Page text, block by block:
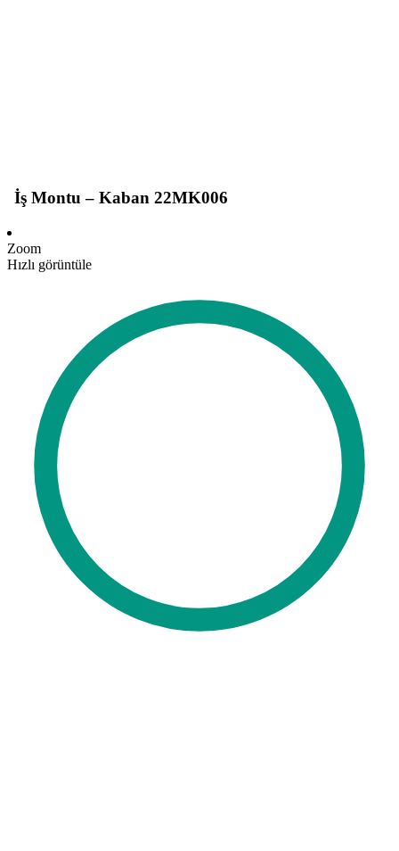
İş Montu – Kaban 22MK006
Zoom
Hızlı görüntüle